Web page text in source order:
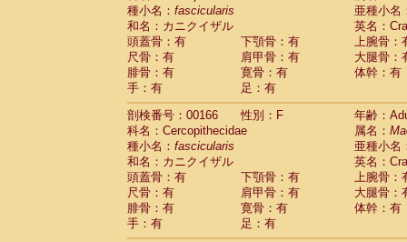
種小名： fascicularis
亜種小名
和名：カニクイザル
英名：
頭蓋骨：有
下顎骨：有
上腕骨：
尺骨：有
肩甲骨：有
大腿骨：
腓骨：有
寛骨：有
体幹：有
手：有
足：有
剖検番号：00166
性別：F
年齢：
科名：Cercopithecidae
属名：
種小名： fascicularis
亜種小名
和名：カニクイザル
英名：
頭蓋骨：有
下顎骨：有
上腕骨：
尺骨：有
肩甲骨：有
大腿骨：
腓骨：有
寛骨：有
体幹：有
手：有
足：有